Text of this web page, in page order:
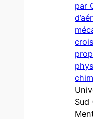
par
Sud